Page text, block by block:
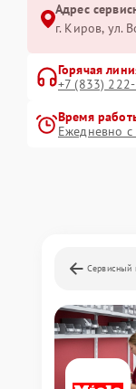
Адрес
г. Киров, ул.
Горячая
+7 (833)
Время
Ежедневно
Сервисный